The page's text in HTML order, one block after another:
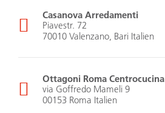
Casanova Arredamenti
Piavestr. 72
70010 Valenzano, Bari Italien
Ottagoni Roma Centrocucina
via Goffredo Mameli 9
00153 Roma Italien